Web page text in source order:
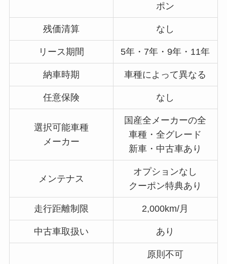
ポン
残価清算 なし
リース期間 5年・7年・9年・11年
納車時期 車種によって異なる
任意保険 なし
選択可能車種
メーカー
国産全メーカーの全
車種・全グレード
新車・中古車あり
メンテナス
オプションなし
クーポン特典あり
走行距離制限 2,000km/月
中古車取扱い あり
原則不可